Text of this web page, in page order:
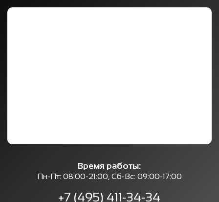
Время работы:
Пн-Пт: 08:00-21:00, Сб-Вс: 09:00-17:00
+7 (495) 411-34-34